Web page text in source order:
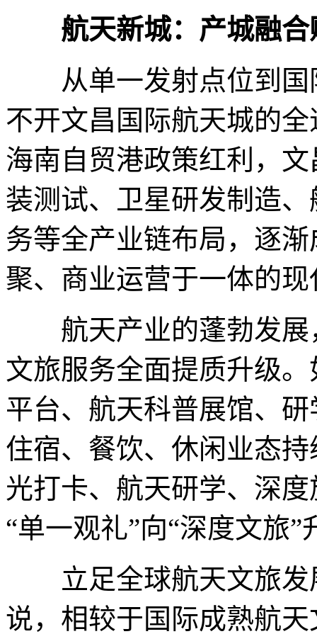
航天新城：产城融
从单一发射点位到国
不开文昌国际航天城的
海南自贸港政策红利，
装测试、卫星研发制造
务等全产业链布局，逐
聚、商业运营于一体的
航天产业的蓬勃发展
文旅服务全面提质升级
平台、航天科普展馆、
住宿、餐饮、休闲业态
光打卡、航天研学、深
“单一观礼”向“深度文旅”
立足全球航天文旅发
说，相较于国际成熟航